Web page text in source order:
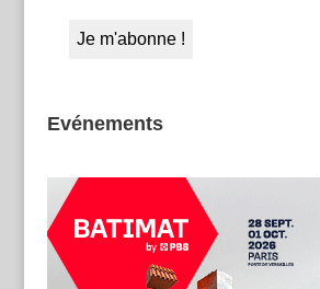
Evénements